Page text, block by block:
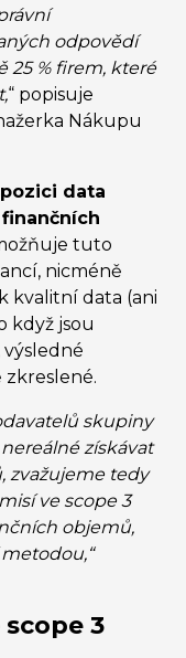
odpovědí
25 % firem, které
“ popisuje
Nákupu
data
tuto
nicméně
kvalitní data (ani
když jsou
zkreslené.
skupiny
získávat
zvažujeme tedy
ve scope 3
objemů,
3